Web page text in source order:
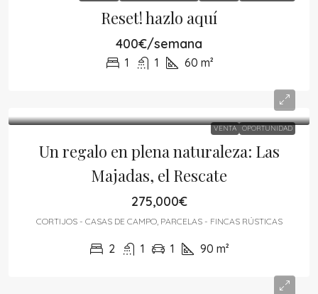
Reset! hazlo aquí
400€/semana
1 1 60 m²
VENTA OPORTUNIDAD
Un regalo en plena naturaleza: Las
Majadas, el Rescate
275,000€
CORTIJOS - CASAS DE CAMPO, PARCELAS - FINCAS RÚSTICAS
2 1 1 90 m²